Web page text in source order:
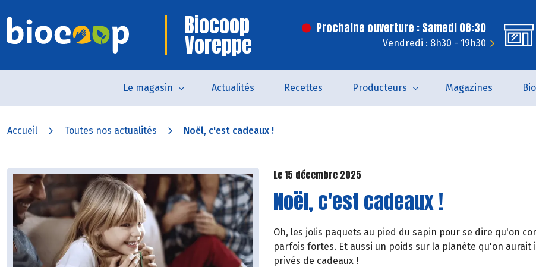
Biocoop
Voreppe
Prochaine ouverture : Samedi 08:30
Vendredi : 8h30 - 19h30
Le magasin Actualités Recettes Producteurs Magazines
Accueil Toutes nos actualités Noël, c'est cadeaux !
Le 15 décembre 2025
Noël, c'est cadeaux !
Oh, les jolis paquets au pied du sapin pour se dire qu'on
parfois fortes. Et aussi un poids sur la planète qu'on
privés de cadeaux !